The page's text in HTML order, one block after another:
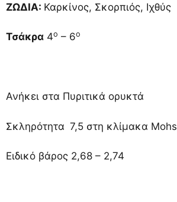
ΖΩΔΙΑ: Καρκίνος, Σκορπιός, Ιχθύς
Τσάκρα 4ο – 6ο
Ανήκει στα Πυριτικά ορυκτά
Σκληρότητα 7,5 στη κλίμακα Mohs
Ειδικό βάρος 2,68 – 2,74